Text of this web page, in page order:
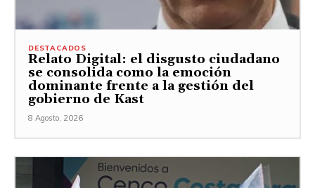
DESTACADOS
Relato Digital: el disgusto ciudadano
se consolida como la emoción
dominante frente a la gestión del
gobierno de Kast
8 Agosto, 2026